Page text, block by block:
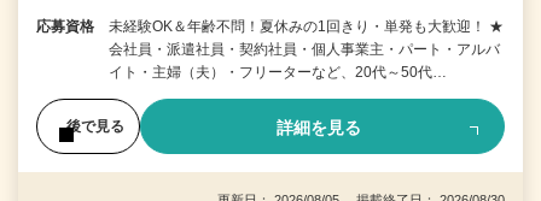
応募資格
未経験OK＆年齢不問！夏休みの1回きり・単発も大歓迎！ ★
会社員・派遣社員・契約社員・個人事業主・パート・アルバ
イト・主婦（夫）・フリーターなど、20代～50代…
後で見る 詳細を見る